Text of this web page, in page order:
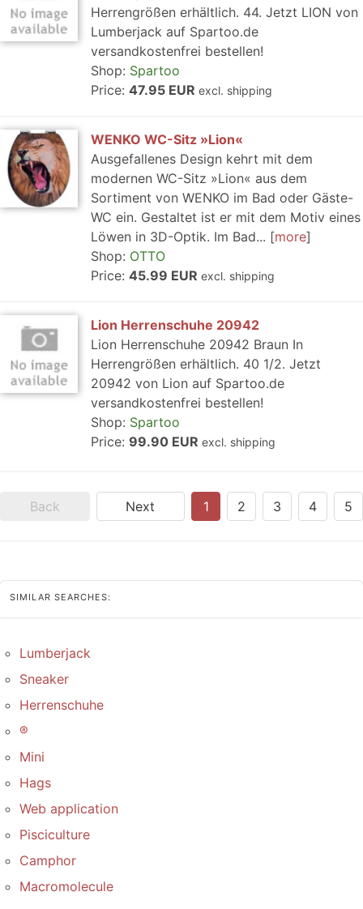
Herrengrößen erhältlich. 44. Jetzt LION von
Lumberjack auf Spartoo.de
versandkostenfrei bestellen!
Shop: Spartoo
Price: 47.95 EUR excl. shipping
WENKO WC-Sitz »Lion«
Ausgefallenes Design kehrt mit dem
modernen WC-Sitz »Lion« aus dem
Sortiment von WENKO im Bad oder Gäste-
WC ein. Gestaltet ist er mit dem Motiv eines
Löwen in 3D-Optik. Im Bad...
more
Shop: OTTO
Price: 45.99 EUR excl. shipping
Lion Herrenschuhe 20942
Lion Herrenschuhe 20942 Braun In
Herrengrößen erhältlich. 40 1/2. Jetzt
20942 von Lion auf Spartoo.de
versandkostenfrei bestellen!
Shop: Spartoo
Price: 99.90 EUR excl. shipping
Back Next 1 2 3 4 5
SIMILAR SEARCHES:
Lumberjack
Sneaker
Herrenschuhe
®
Mini
Hags
Web application
Pisciculture
Camphor
Macromolecule